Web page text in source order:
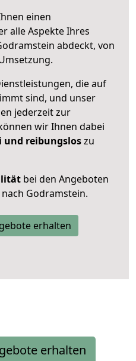
einen
alle Aspekte Ihres
abdeckt, von
die auf
sind, und unser
jederzeit zur
wir Ihnen dabei
und reibungsloszu
bei den Angeboten
Godramstein.
erhalten
erhalten